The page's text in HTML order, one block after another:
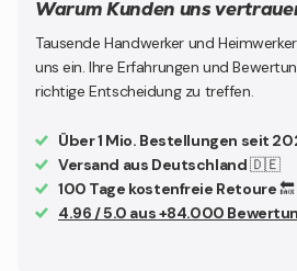
Warum Kunden uns
Tausende Handwerker und
uns ein. Ihre Erfahrungen und
richtige Entscheidung zu treffen.
Über 1 Mio. Bestellungen seit
Versand aus Deutschland🇩🇪
100 Tage kostenfreie Retoure🔙
4.96 / 5.0 aus +84.000